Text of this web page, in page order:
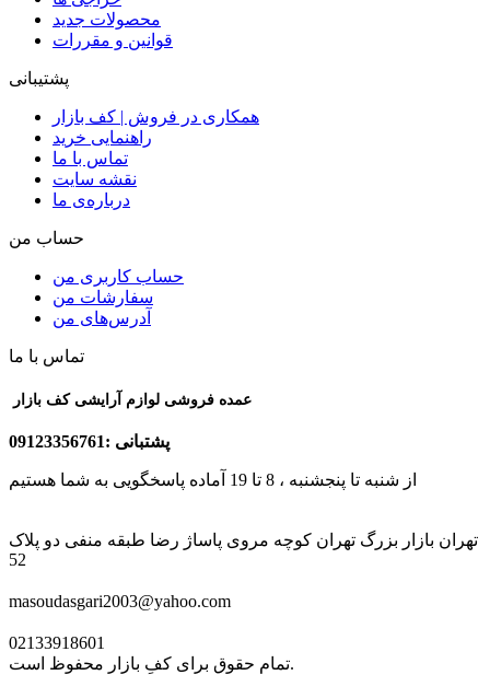
محصولات جدید
قوانین و مقررات
پشتیبانی
همکاری در فروش | کف بازار
راهنمایی خرید
تماس با ما
نقشه سایت
درباره‌ی ما
حساب من
حساب کاربری من
سفارشات من
آدرس‌های من
تماس با ما
پشتبانی :09123356761
از شنبه تا پنجشنبه ، 8 تا 19 آماده پاسخگویی به شما هستیم
تهران بازار بزرگ تهران کوچه مروی پاساژ رضا طبقه منفی دو پلاک
52
masoudasgari2003@yahoo.com
02133918601
تمام حقوق برای کفِ بازار محفوظ است.